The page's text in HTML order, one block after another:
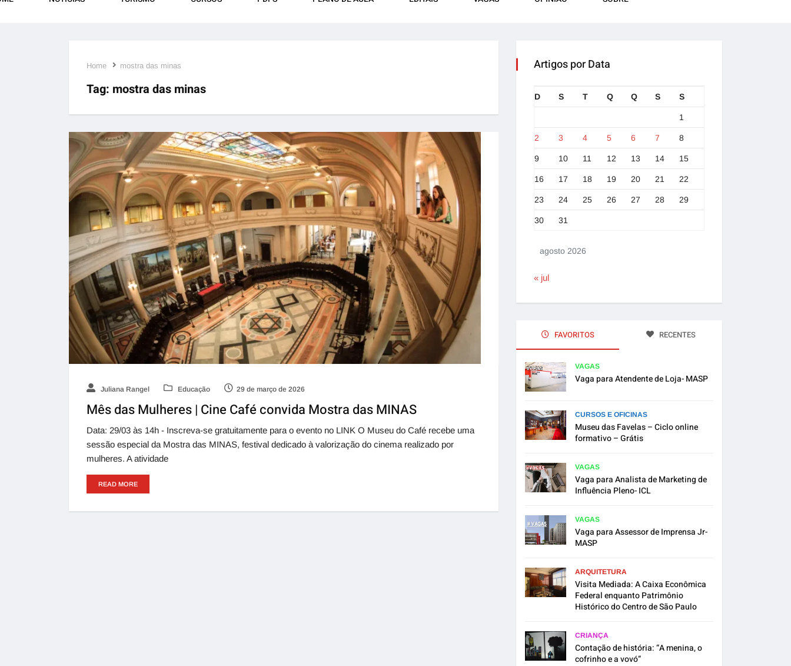
Home mostra das minas
Tag: mostra das minas
Juliana Rangel Educação 29 de março de 2026
Mês das Mulheres | Cine Café convida Mostra das MINAS
Data: 29/03 às 14h - Inscreva-se gratuitamente para o evento no LINK O Museu do Café recebe uma
sessão especial da Mostra das MINAS, festival dedicado à valorização do cinema realizado por
mulheres. A atividade
READ MORE
Artigos por Data
agosto 2026
D S T Q Q S S
1
2 3 4 5 6 7 8
9 10 11 12 13 14 15
16 17 18 19 20 21 22
23 24 25 26 27 28 29
30 31
« jul
FAVORITOS RECENTES
VAGAS
Vaga para Atendente de Loja- MASP
CURSOS E OFICINAS
Museu das Favelas – Ciclo online
formativo – Grátis
VAGAS
Vaga para Analista de Marketing de
Influência Pleno- ICL
VAGAS
Vaga para Assessor de Imprensa Jr-
MASP
ARQUITETURA
Visita Mediada: A Caixa Econômica
Federal enquanto Patrimônio
Histórico do Centro de São Paulo
CRIANÇA
Contação de história: “A menina, o
cofrinho e a vovó”